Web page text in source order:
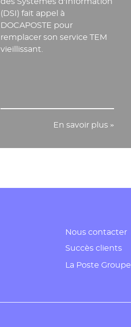
(DSI) fait appel à
DOCAPOSTE pour
remplacer son service TEM
vieillissant.
En savoir plus »
Nous contacter
Succès clients
La Poste Groupe